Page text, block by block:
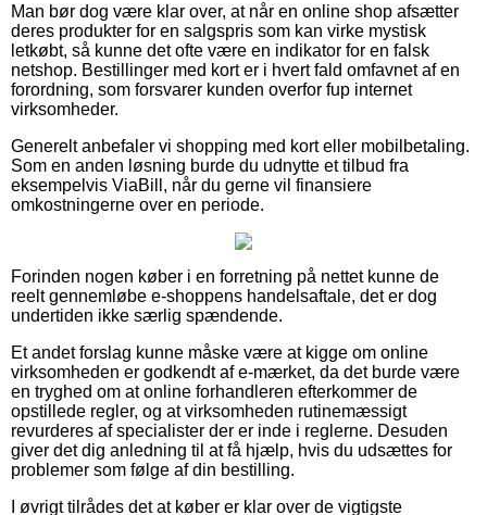
Man bør dog være klar over, at når en online shop afsætter
deres produkter for en salgspris som kan virke mystisk
letkøbt, så kunne det ofte være en indikator for en falsk
netshop. Bestillinger med kort er i hvert fald omfavnet af en
forordning, som forsvarer kunden overfor fup internet
virksomheder.
Generelt anbefaler vi shopping med kort eller mobilbetaling.
Som en anden løsning burde du udnytte et tilbud fra
eksempelvis ViaBill, når du gerne vil finansiere
omkostningerne over en periode.
Forinden nogen køber i en forretning på nettet kunne de
reelt gennemløbe e-shoppens handelsaftale, det er dog
undertiden ikke særlig spændende.
Et andet forslag kunne måske være at kigge om online
virksomheden er godkendt af e-mærket, da det burde være
en tryghed om at online forhandleren efterkommer de
opstillede regler, og at virksomheden rutinemæssigt
revurderes af specialister der er inde i reglerne. Desuden
giver det dig anledning til at få hjælp, hvis du udsættes for
problemer som følge af din bestilling.
I øvrigt tilrådes det at køber er klar over de vigtigste